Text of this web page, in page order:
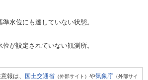
準水位にも達していない状態。
位が設定されていない観測所。
報は、 国土交通省 （外部サイト） や気象庁 （外部サイ